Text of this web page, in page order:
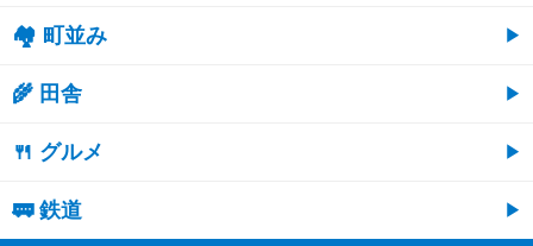
🏘 町並み
🌾 田舎
🍴 グルメ
🚃 鉄道